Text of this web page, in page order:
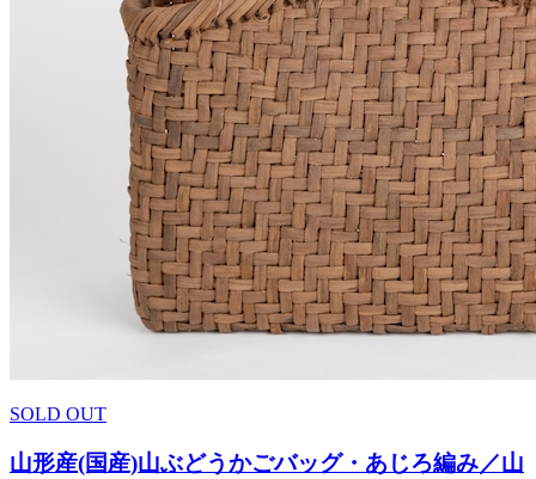
SOLD OUT
山形産(国産)山ぶどうかごバッグ・あじろ編み／山